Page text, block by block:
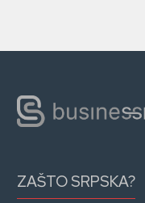
ZAŠTO SRPSKA?